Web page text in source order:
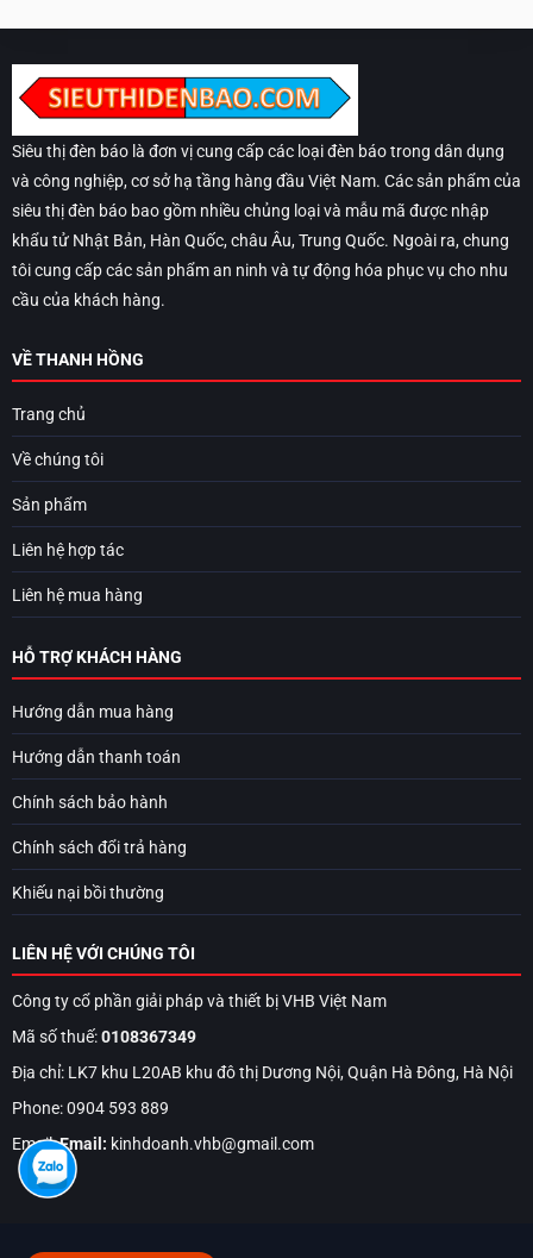
Siêu thị đèn báo là đơn vị cung cấp các loại đèn báo trong dân dụng
và công nghiệp, cơ sở hạ tầng hàng đầu Việt Nam. Các sản phẩm của
siêu thị đèn báo bao gồm nhiều chủng loại và mẫu mã được nhập
khẩu tử Nhật Bản, Hàn Quốc, châu Âu, Trung Quốc. Ngoài ra, chung
tôi cung cấp các sản phẩm an ninh và tự động hóa phục vụ cho nhu
cầu của khách hàng.
VỀ THANH HỒNG
Trang chủ
Về chúng tôi
Sản phẩm
Liên hệ hợp tác
Liên hệ mua hàng
HỖ TRỢ KHÁCH HÀNG
Hướng dẫn mua hàng
Hướng dẫn thanh toán
Chính sách bảo hành
Chính sách đổi trả hàng
Khiếu nại bồi thường
LIÊN HỆ VỚI CHÚNG TÔI
Công ty cổ phần giải pháp và thiết bị VHB Việt Nam
Mã số thuế:0108367349
Địa chỉ: LK7 khu L20AB khu đô thị Dương Nội, Quận Hà Đông, Hà Nội
Phone: 0904 593 889
Email:Email: kinhdoanh.vhb@gmail.com